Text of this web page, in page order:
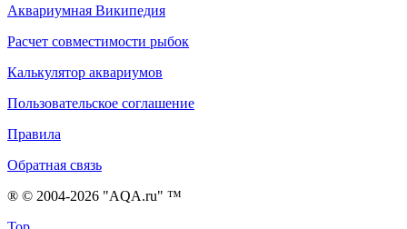
Аквариумная Википедия
Расчет совместимости рыбок
Калькулятор аквариумов
Пользовательское соглашение
Правила
Обратная связь
® © 2004-2026 "AQA.ru" ™